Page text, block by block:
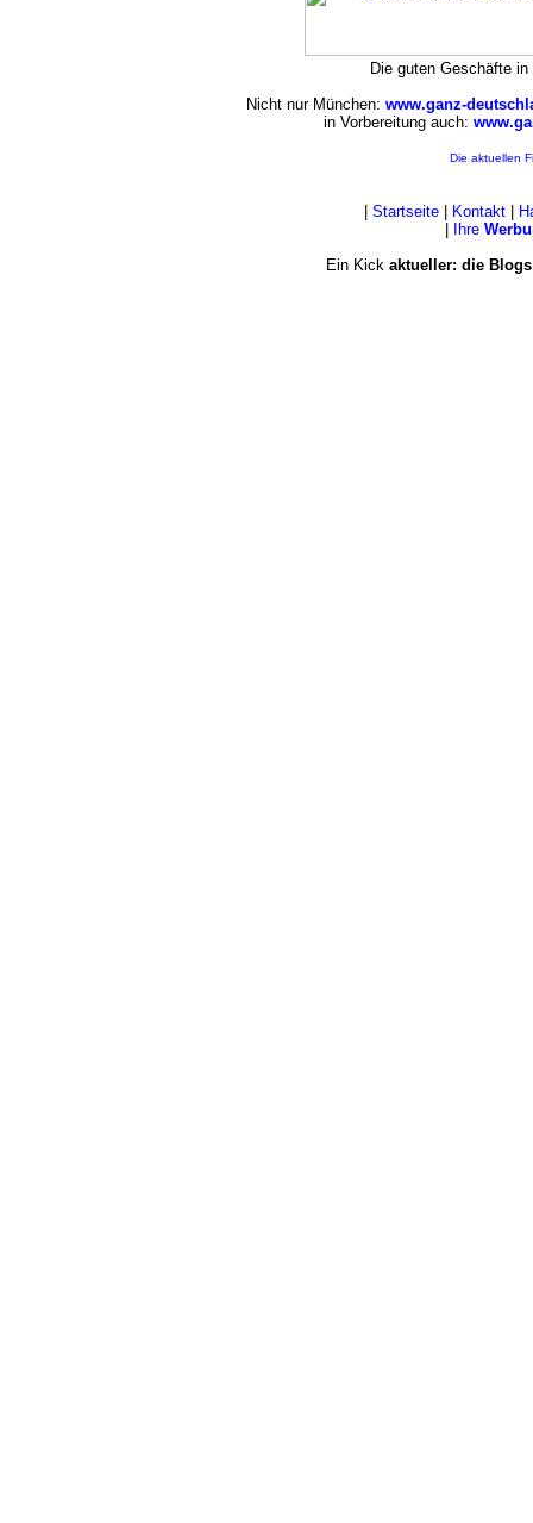
Die guten Geschäfte
Nicht nur München: www.ganz-
in Vorbereitung auch:
Die aktuellen
Startseite| Kontakt|
Ihre
Ein Kick aktueller: die Blogs